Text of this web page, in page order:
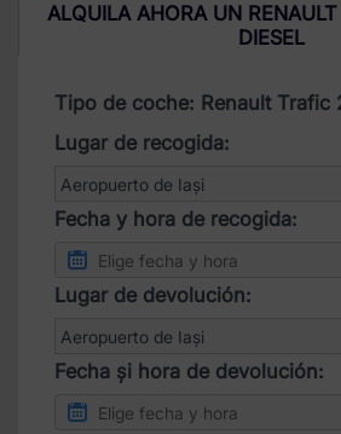
ALQUILA AHORA UN
DIESEL
Tipo de coche: Renault Trafic
Lugar de recogida:
Fecha y hora de recogida:
Lugar de devolución:
Fecha și hora de devolución: